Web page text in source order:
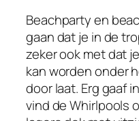
Beachparty en
gaan dat je in de
zeker ook met dat
kan worden onder
door laat. Erg gaaf
vind de Whirlpools